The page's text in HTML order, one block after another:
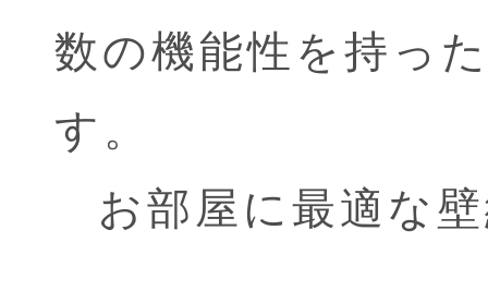
数の機能性を持っ
す。
お部屋に最適な